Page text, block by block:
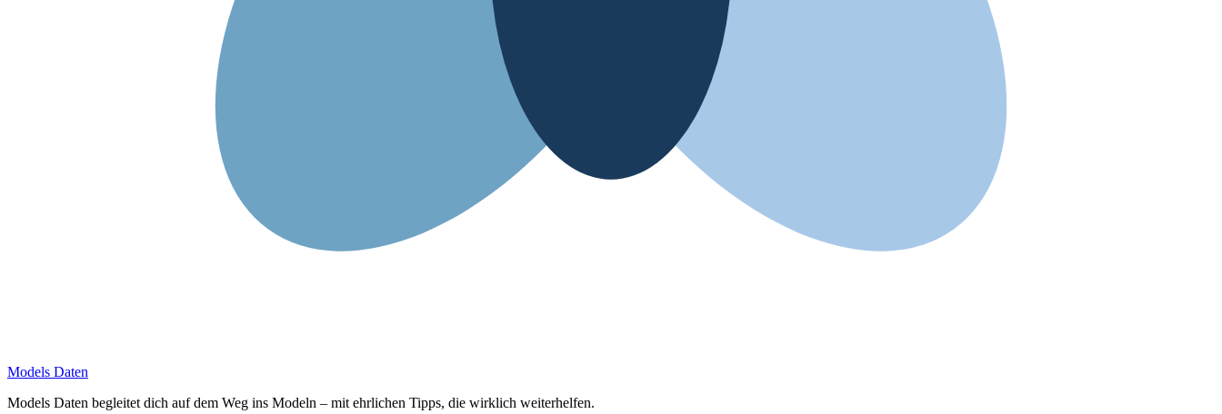
Models Daten
Models Daten begleitet dich auf dem Weg ins Modeln – mit ehrlichen Tipps, die wirklich weiterhelfen.